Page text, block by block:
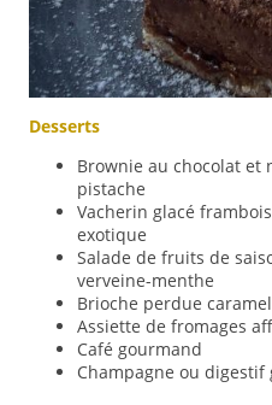
Desserts
Brownie au chocolat et
pistache
Vacherin glacé
exotique
Salade de fruits de
verveine-menthe
Brioche perdue
Assiette de fromages
Café gourmand
Champagne ou digestif